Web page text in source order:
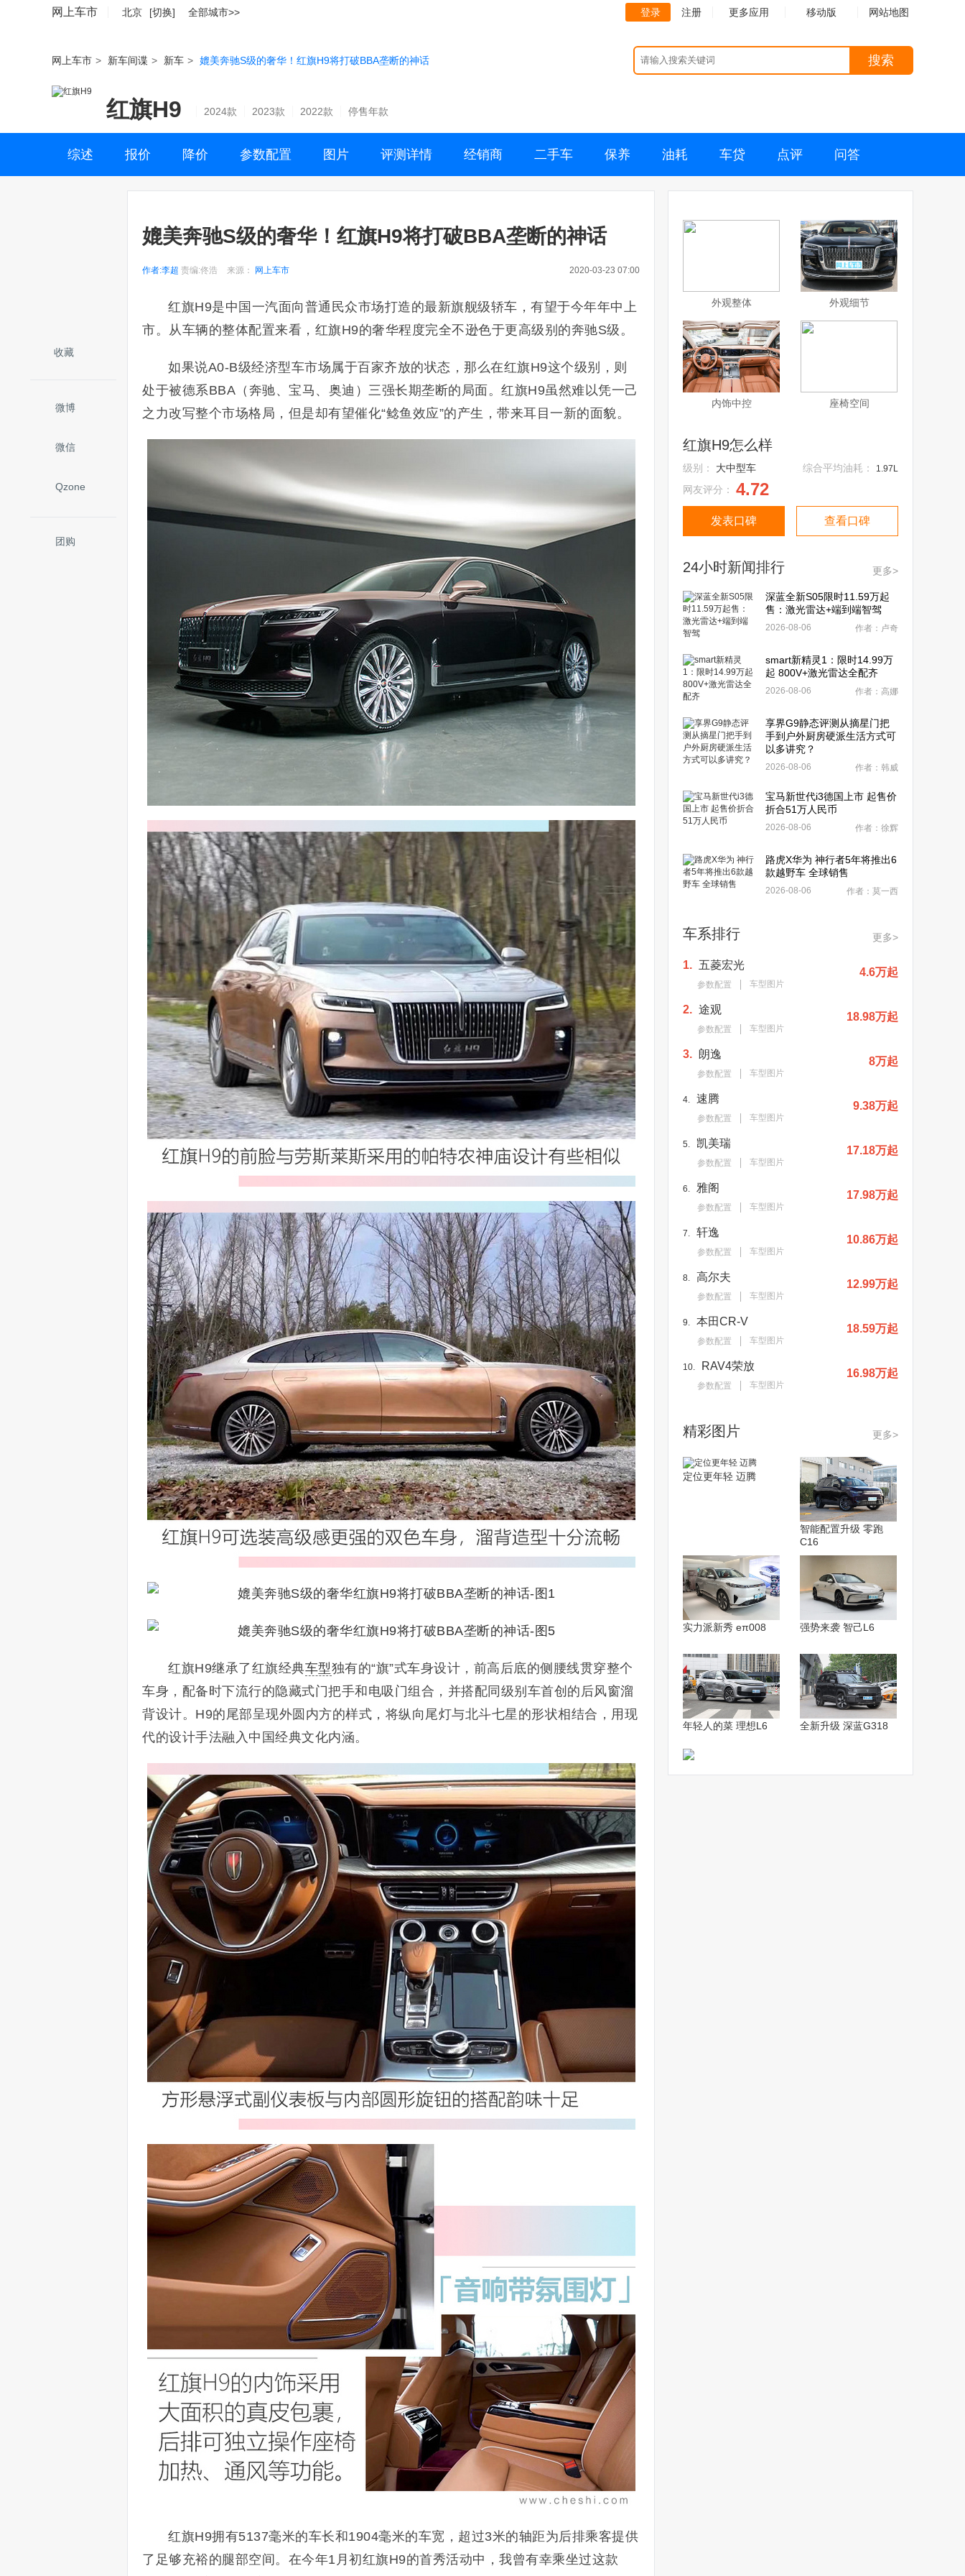
网上车市 北京 [切换] 全部城市>> 登录 注册 更多应用 移动版 网站地图
网上车市 > 新车间谍 > 新车 > 媲美奔驰S级的奢华！红旗H9将打破BBA垄断的神话 搜索
红旗H9 2024款 2023款 2022款 停售年款
综述 报价 降价 参数配置 图片 评测详情 经销商 二手车 保养 油耗 车贷 点评 问答
收藏
微博
微信
Qzone
团购
媲美奔驰S级的奢华！红旗H9将打破BBA垄断的神话
作者:李超 责编:佟浩 来源： 网上车市 2020-03-23 07:00
红旗H9是中国一汽面向普通民众市场打造的最新旗舰级轿车，有望于今年年中上
市。从车辆的整体配置来看，红旗H9的奢华程度完全不逊色于更高级别的奔驰S级。
如果说A0-B级经济型车市场属于百家齐放的状态，那么在红旗H9这个级别，则
处于被德系BBA（奔驰、宝马、奥迪）三强长期垄断的局面。红旗H9虽然难以凭一己
之力改写整个市场格局，但是却有望催化“鲶鱼效应”的产生，带来耳目一新的面貌。
红旗H9继承了红旗经典车型独有的“旗”式车身设计，前高后底的侧腰线贯穿整个
车身，配备时下流行的隐藏式门把手和电吸门组合，并搭配同级别车首创的后风窗溜
背设计。H9的尾部呈现外圆内方的样式，将纵向尾灯与北斗七星的形状相结合，用现
代的设计手法融入中国经典文化内涵。
红旗H9拥有5137毫米的车长和1904毫米的车宽，超过3米的轴距为后排乘客提供
了足够充裕的腿部空间。在今年1月初红旗H9的首秀活动中，我曾有幸乘坐过这款
外观整体 外观细节
内饰中控 座椅空间
红旗H9怎么样
级别： 大中型车 综合平均油耗： 1.97L
网友评分： 4.72
发表口碑 查看口碑
24小时新闻排行 更多>
深蓝全新S05限时11.59万起
售：激光雷达+端到端智驾
2026-08-06 作者：卢奇
smart新精灵1：限时14.99万
起 800V+激光雷达全配齐
2026-08-06 作者：高娜
享界G9静态评测从摘星门把
手到户外厨房硬派生活方式可
以多讲究？
2026-08-06 作者：韩威
宝马新世代i3德国上市 起售价
折合51万人民币
2026-08-06 作者：徐辉
路虎X华为 神行者5年将推出6
款越野车 全球销售
2026-08-06 作者：莫一西
车系排行 更多>
1. 五菱宏光
参数配置 车型图片
4.6万起
2. 途观
参数配置 车型图片
18.98万起
3. 朗逸
参数配置 车型图片
8万起
4. 速腾
参数配置 车型图片
9.38万起
5. 凯美瑞
参数配置 车型图片
17.18万起
6. 雅阁
参数配置 车型图片
17.98万起
7. 轩逸
参数配置 车型图片
10.86万起
8. 高尔夫
参数配置 车型图片
12.99万起
9. 本田CR-V
参数配置 车型图片
18.59万起
10. RAV4荣放
参数配置 车型图片
16.98万起
精彩图片 更多>
定位更年轻 迈腾
智能配置升级 零跑
C16
实力派新秀 eπ008 强势来袭 智己L6
年轻人的菜 理想L6 全新升级 深蓝G318